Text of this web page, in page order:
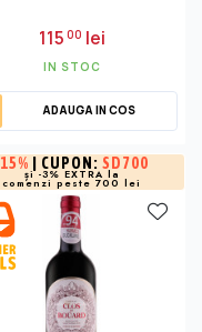
11500 lei
IN STOC
ADAUGA IN COS
15% | CUPON: SD700
și -3% EXTRA la
comenzi peste 700 lei